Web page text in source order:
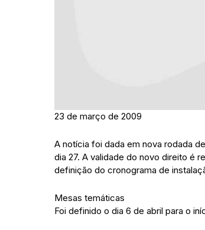
23 de março de 2009
A notícia foi dada em nova rodada
dia 27. A validade do novo direito é
definição do cronograma de
Mesas temáticas
Foi definido o dia 6 de abril para o